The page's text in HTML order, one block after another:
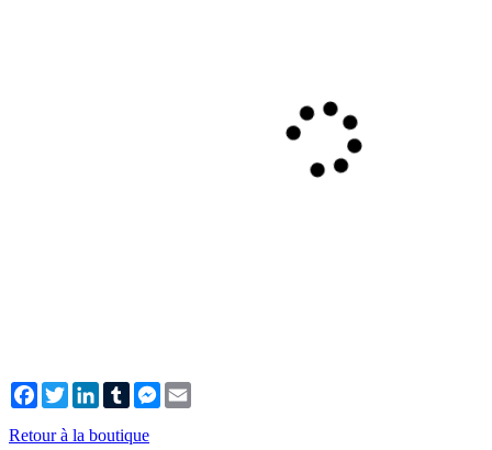
Facebook
TwitterLinkedIn
TumblrMessenger
Retour à la boutique